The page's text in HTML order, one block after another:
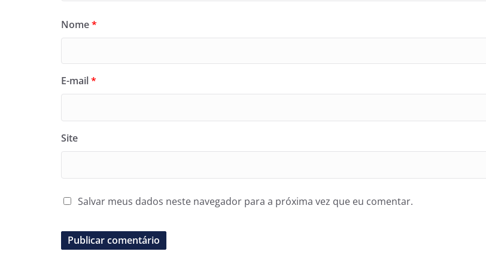
Nome*
E-mail*
Site
Salvar meus dados neste navegador para a próxima vez que eu comentar.